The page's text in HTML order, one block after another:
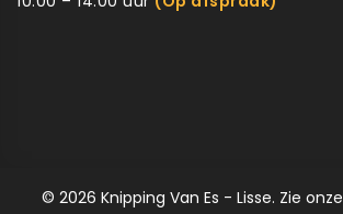
© 2026 Knipping Van Es - Lisse. Zie onze